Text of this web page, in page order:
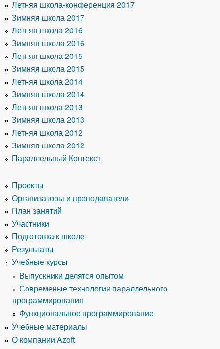
Летняя школа-конференция 2017
Зимняя школа 2017
Летняя школа 2016
Зимняя школа 2016
Летняя школа 2015
Зимняя школа 2015
Летняя школа 2014
Зимняя школа 2014
Летняя школа 2013
Зимняя школа 2013
Летняя школа 2012
Зимняя школа 2012
Параллельный Контекст
Проекты
Организаторы и преподаватели
План занятий
Участники
Подготовка к школе
Результаты
Учебные курсы
Выпускники делятся опытом
Современые технологии параллельного
программирования
Функциональное программирование
Учебные материалы
О компании Azoft